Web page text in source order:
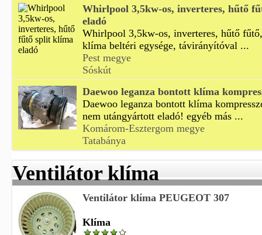
Whirlpool 3,5kw-os, inverteres, hűtő
eladó
Whirlpool 3,5kw-os, inverteres, hűtő
klíma beltéri egysége, távirányítóval ...
Pest megye
Sóskút
Daewoo leganza bontott klíma
Daewoo leganza bontott klíma
nem utángyártott eladó! egyéb más ...
Komárom-Esztergom megye
Tatabánya
Ventilátor klíma
Ventilátor klíma PEUGEOT 307
Klíma